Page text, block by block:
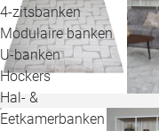
4-zitsbanken
Modulaire banken
U-banken
Hockers
Hal- &
Eetkamerbanken